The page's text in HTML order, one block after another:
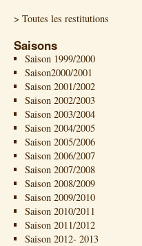
> Toutes les restitutions
Saisons
Saison 1999/2000
Saison2000/2001
Saison 2001/2002
Saison 2002/2003
Saison 2003/2004
Saison 2004/2005
Saison 2005/2006
Saison 2006/2007
Saison 2007/2008
Saison 2008/2009
Saison 2009/2010
Saison 2010/2011
Saison 2011/2012
Saison 2012- 2013